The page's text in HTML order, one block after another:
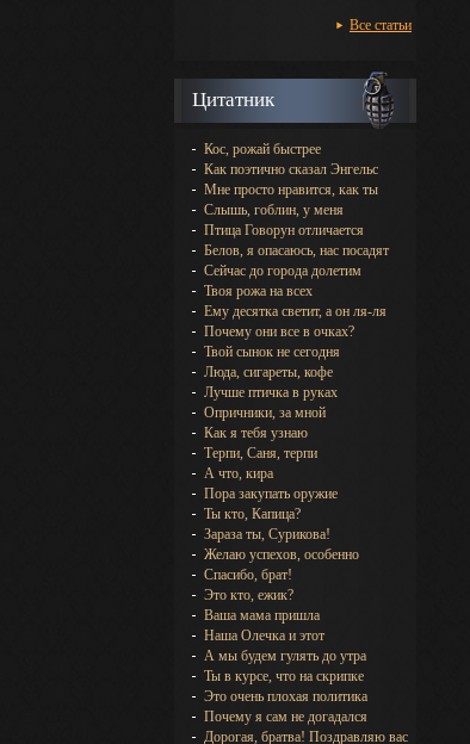
Все статьи
Цитатник
Кос, рожай быстрее
Как поэтично сказал Энгельс
Мне просто нравится, как ты
Слышь, гоблин, у меня
Птица Говорун отличается
Белов, я опасаюсь, нас посадят
Сейчас до города долетим
Твоя рожа на всех
Ему десятка светит, а он ля-ля
Почему они все в очках?
Твой сынок не сегодня
Люда, сигареты, кофе
Лучше птичка в руках
Опричники, за мной
Как я тебя узнаю
Терпи, Саня, терпи
А что, кира
Пора закупать оружие
Ты кто, Капица?
Зараза ты, Сурикова!
Желаю успехов, особенно
Спасибо, брат!
Это кто, ежик?
Ваша мама пришла
Наша Олечка и этот
А мы будем гулять до утра
Ты в курсе, что на скрипке
Это очень плохая политика
Почему я сам не догадался
Дорогая, братва! Поздравляю вас